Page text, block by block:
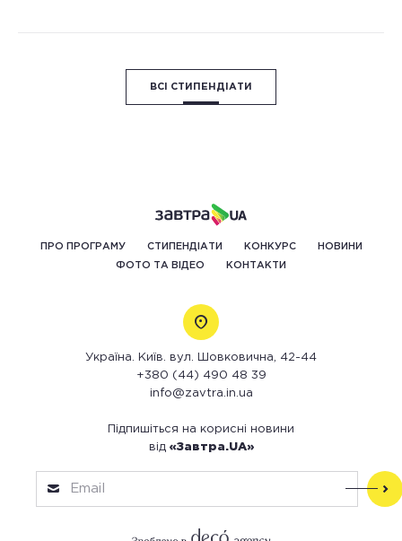
ВСІ СТИПЕНДІАТИ
ПРО ПРОГРАМУ СТИПЕНДІАТИ КОНКУРС НОВИНИ
ФОТО ТА ВІДЕО КОНТАКТИ
Україна. Київ. вул. Шовковична, 42-44
+380 (44) 490 48 39
info@zavtra.in.ua
Підпишіться на корисні новини
від «Завтра.UA»